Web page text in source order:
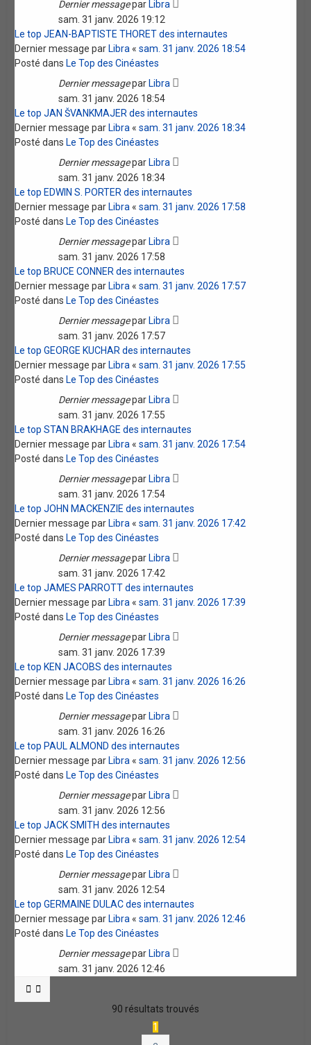
Dernier messagepar Libra
sam. 31 janv. 2026 19:12
Le top JEAN-BAPTISTE THORET des internautes
Dernier message parLibra «sam. 31 janv. 2026 18:54
Posté dansLe Top des Cinéastes
Dernier messageparLibra
sam. 31 janv. 2026 18:54
Le top JAN ŠVANKMAJER des internautes
Dernier message parLibra «sam. 31 janv. 2026 18:34
Posté dansLe Top des Cinéastes
Dernier messageparLibra
sam. 31 janv. 2026 18:34
Le top EDWIN S. PORTER des internautes
Dernier message parLibra «sam. 31 janv. 2026 17:58
Posté dansLe Top des Cinéastes
Dernier messageparLibra
sam. 31 janv. 2026 17:58
Le top BRUCE CONNER des internautes
Dernier message parLibra «sam. 31 janv. 2026 17:57
Posté dansLe Top des Cinéastes
Dernier messageparLibra
sam. 31 janv. 2026 17:57
Le top GEORGE KUCHAR des internautes
Dernier message parLibra «sam. 31 janv. 2026 17:55
Posté dansLe Top des Cinéastes
Dernier messageparLibra
sam. 31 janv. 2026 17:55
Le top STAN BRAKHAGE des internautes
Dernier message parLibra «sam. 31 janv. 2026 17:54
Posté dansLe Top des Cinéastes
Dernier messageparLibra
sam. 31 janv. 2026 17:54
Le top JOHN MACKENZIE des internautes
Dernier message parLibra «sam. 31 janv. 2026 17:42
Posté dansLe Top des Cinéastes
Dernier messageparLibra
sam. 31 janv. 2026 17:42
Le top JAMES PARROTT des internautes
Dernier message parLibra «sam. 31 janv. 2026 17:39
Posté dansLe Top des Cinéastes
Dernier messageparLibra
sam. 31 janv. 2026 17:39
Le top KEN JACOBS des internautes
Dernier message parLibra «sam. 31 janv. 2026 16:26
Posté dansLe Top des Cinéastes
Dernier messageparLibra
sam. 31 janv. 2026 16:26
Le top PAUL ALMOND des internautes
Dernier message parLibra «sam. 31 janv. 2026 12:56
Posté dansLe Top des Cinéastes
Dernier messageparLibra
sam. 31 janv. 2026 12:56
Le top JACK SMITH des internautes
Dernier message parLibra «sam. 31 janv. 2026 12:54
Posté dansLe Top des Cinéastes
Dernier messageparLibra
sam. 31 janv. 2026 12:54
Le top GERMAINE DULAC des internautes
Dernier message parLibra «sam. 31 janv. 2026 12:46
Posté dansLe Top des Cinéastes
Dernier messageparLibra
sam. 31 janv. 2026 12:46
90 résultats trouvés
1